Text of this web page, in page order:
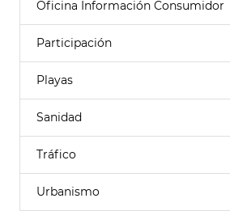
Oficina Información Consumidor
Participación
Playas
Sanidad
Tráfico
Urbanismo